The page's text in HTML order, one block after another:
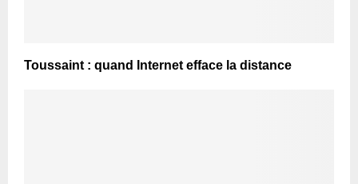
Toussaint : quand Internet efface la distance